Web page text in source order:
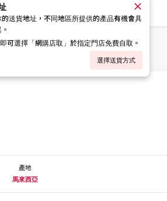
送貨地址，不同地區所提供的產品有機會具
可選擇「網購店取」於指定門店免費自取。
選擇送貨方式
產地
馬來西亞